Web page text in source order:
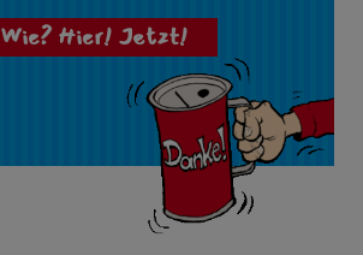
Wie? Hier! Jetzt!